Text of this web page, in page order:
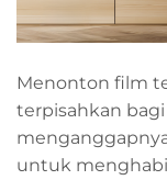
Menonton film
terpisahkan bagi
untuk